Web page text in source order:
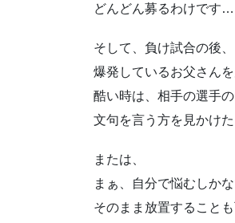
どんどん募るわけです…
そして、負け試合の後、
爆発しているお父さんを
酷い時は、相手の選手
文句を言う方を見かけ
または、
まぁ、自分で悩むしか
そのまま放置することも